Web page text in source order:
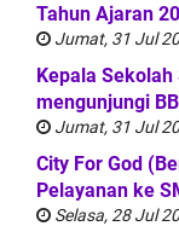
Tahun Ajaran
Jumat, 31 Jul
Kepala
mengunjungi
Jumat, 31 Jul
City For God
Pelayanan ke
Selasa, 28 Jul